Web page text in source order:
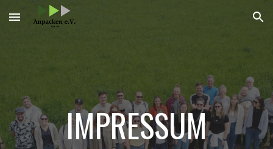
Skip to main content Skip to navigation
IMPRESSUM